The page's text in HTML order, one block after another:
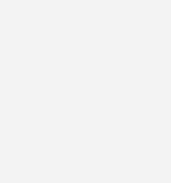
Gesetz (EEG)und das
müssen noch durchs Kabinett.
die Wärmeplanung beschlossen. Die
soll kleine Kommunen mit
bei der Wärmeplanung entlasten. Ein
„kleine Wärmeplanung“ soll den
in vier Monaten ermöglichen. Andere
voran. Das Energieeffizienzgesetz
nicht diskutiert. Im Juni soll nun der
mit deutlich zurückgenommenen
sowie das Kraftwerksgesetz für einen
als Reservestromkapazität diskutieren. Das